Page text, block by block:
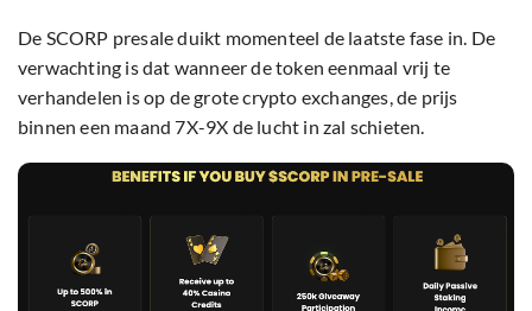
De SCORP presale duikt momenteel de laatste fase in. De
verwachting is dat wanneer de token eenmaal vrij te
verhandelen is op de grote crypto exchanges, de prijs
binnen een maand 7X-9X de lucht in zal schieten.